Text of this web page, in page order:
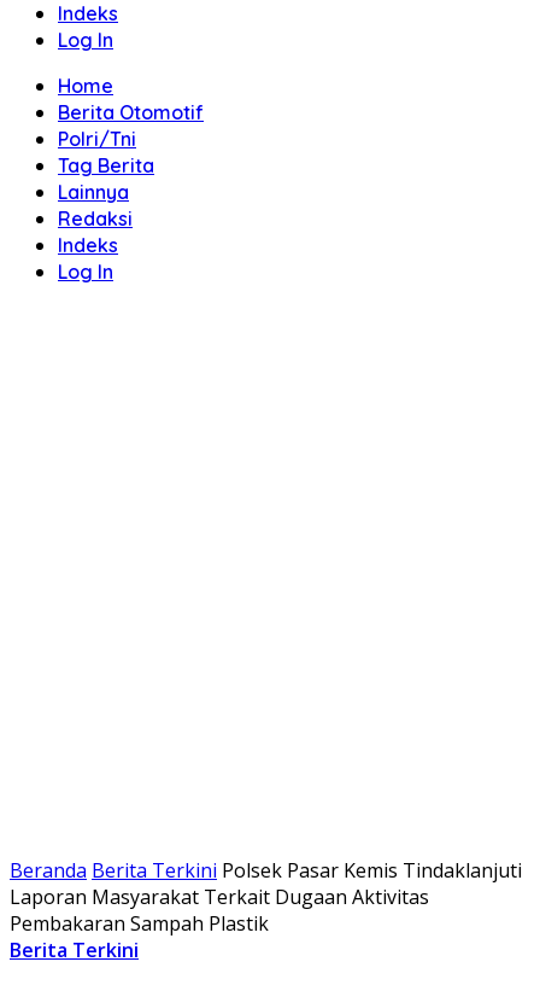
Indeks
Log In
Home
Berita Otomotif
Polri/Tni
Tag Berita
Lainnya
Redaksi
Indeks
Log In
Beranda Berita Terkini Polsek Pasar Kemis Tindaklanjuti
Laporan Masyarakat Terkait Dugaan Aktivitas
Pembakaran Sampah Plastik
Berita Terkini